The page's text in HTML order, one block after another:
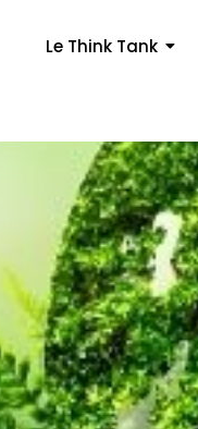
Le Think Tank